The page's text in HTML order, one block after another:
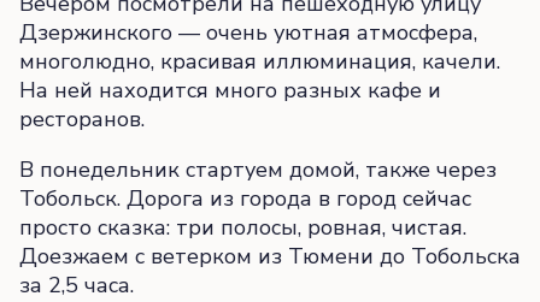
Дзержинского — очень уютная атмосфера,
многолюдно, красивая иллюминация, качели.
На ней находится много разных кафе и
ресторанов.
В понедельник стартуем домой, также через
Тобольск. Дорога из города в город сейчас
просто сказка: три полосы, ровная, чистая.
Доезжаем с ветерком из Тюмени до Тобольска
за 2,5 часа.